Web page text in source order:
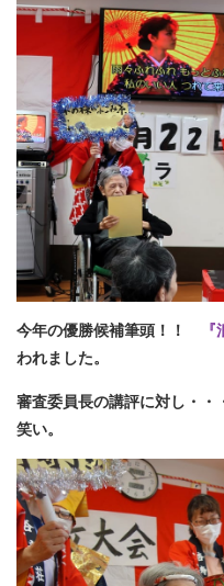
今年の優勝候補筆頭！！
われました。
審査委員長の講評に対し・
笑い。